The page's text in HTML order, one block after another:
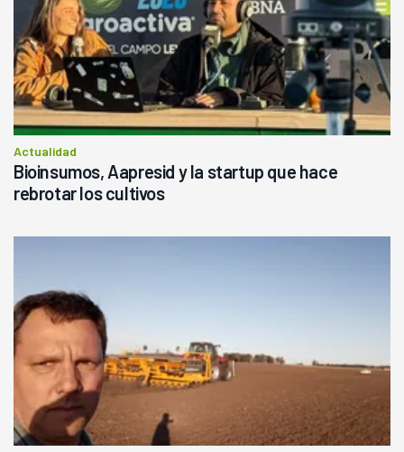
Actualidad
Bioinsumos, Aapresid y la startup que hace
rebrotar los cultivos